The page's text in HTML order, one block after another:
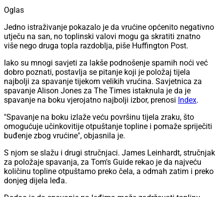
Oglas
Jedno istraživanje pokazalo je da vrućine općenito negativno
utječu na san, no toplinski valovi mogu ga skratiti znatno
više nego druga topla razdoblja, piše Huffington Post.
Iako su mnogi savjeti za lakše podnošenje sparnih noći već
dobro poznati, postavlja se pitanje koji je položaj tijela
najbolji za spavanje tijekom velikih vrućina. Savjetnica za
spavanje Alison Jones za The Times istaknula je da je
spavanje na boku vjerojatno najbolji izbor, prenosi Index.
"Spavanje na boku izlaže veću površinu tijela zraku, što
omogućuje učinkovitije otpuštanje topline i pomaže spriječiti
buđenje zbog vrućine", objasnila je.
S njom se slažu i drugi stručnjaci. James Leinhardt, stručnjak
za položaje spavanja, za Tom's Guide rekao je da najveću
količinu topline otpuštamo preko čela, a odmah zatim i preko
donjeg dijela leđa.